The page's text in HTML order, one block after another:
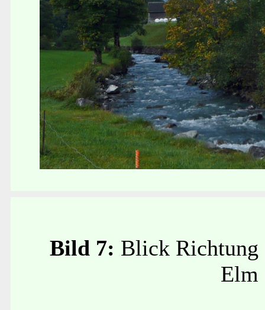
Bild 7: Blick Richtung
Elm